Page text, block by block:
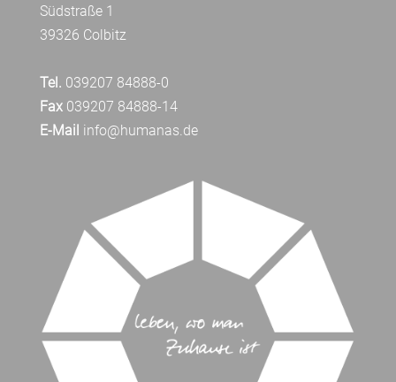
Südstraße 1
39326 Colbitz
Tel. 039207 84888-0
Fax039207 84888-14
E-Mail info@humanas.de